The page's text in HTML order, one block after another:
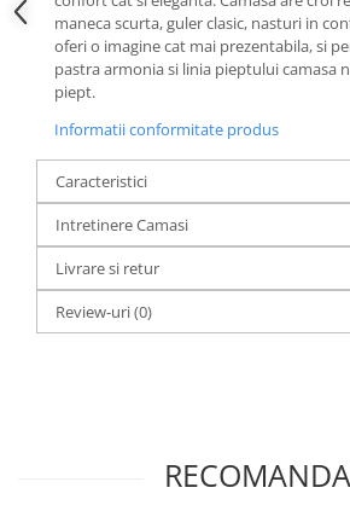
maneca scurta, guler clasic, nasturi in
oferi o imagine cat mai prezentabila, si
pastra armonia si linia pieptului camasa
piept.
Informatii conformitate produs
Caracteristici
Intretinere Camasi
Livrare si retur
Review-uri(0)